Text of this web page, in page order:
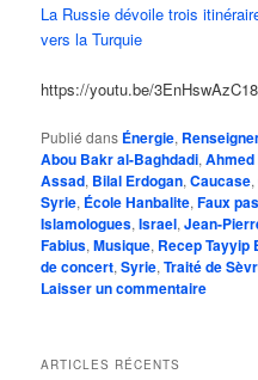
La Russie dévoile trois
vers la Turquie
https://youtu.be/3EnHswAzC18
Publié dans Énergie,
Abou Bakr al-Baghdadi,Ahmed
Assad, Bilal Erdogan,Caucase,
Syrie, École Hanbalite,Faux
Islamologues,Israel,Jean-
Fabius,Musique, Recep Tayyip
de concert,Syrie,Traité de
Laisser un commentaire
ARTICLES RÉCENTS